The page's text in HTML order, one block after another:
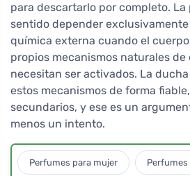
para descartarlo por completo.
sentido depender
química externa cuando el
propios mecanismos naturales de
necesitan ser activados. La
estos mecanismos de forma
secundarios, y ese es un
menos un intento.
Perfumes para mujer Perfumes